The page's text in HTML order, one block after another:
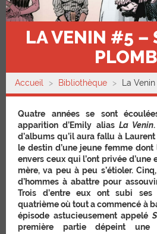
LA VENIN #5 –
Accueil Bibliothèque La
Quatre années se sont
apparition d’Emily alias La Venin
d’albums qu’il aura fallu à
le destin d’une jeune femme
envers ceux qui l’ont privée d’une
mère, va peu à peu s’étioler.
d’hommes à abattre pour
Trois d’entre eux ont subi ses
quatrième où tout a commencé à
épisode astucieusement appelé
première partie dépeint une